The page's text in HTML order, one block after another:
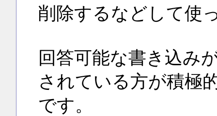
削除するなどして使
回答可能な書き込み
されている方が積極
です。